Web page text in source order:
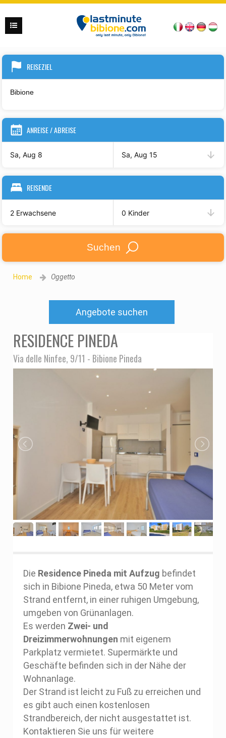
REISEZIEL
ANREISE / ABREISE
Sa, Aug 8 Sa, Aug 15
REISENDE
2 Erwachsene 0 Kinder
Suchen
Home Oggetto
Angebote suchen
RESIDENCE PINEDA
Via delle Ninfee, 9/11 - Bibione Pineda
Die Residence Pineda mit Aufzug befindet
sich in Bibione Pineda, etwa 50 Meter vom
Strand entfernt, in einer ruhigen Umgebung,
umgeben von Grünanlagen.
Es werden Zwei- und
Dreizimmerwohnungen mit eigenem
Parkplatz vermietet. Supermärkte und
Geschäfte befinden sich in der Nähe der
Wohnanlage.
Der Strand ist leicht zu Fuß zu erreichen und
es gibt auch einen kostenlosen
Strandbereich, der nicht ausgestattet ist.
Kontaktieren Sie uns für weitere